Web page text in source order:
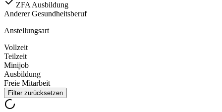
ZFA Ausbildung
Anderer Gesundheitsberuf
Anstellungsart
Vollzeit
Teilzeit
Minijob
Ausbildung
Freie Mitarbeit
Filter zurücksetzen